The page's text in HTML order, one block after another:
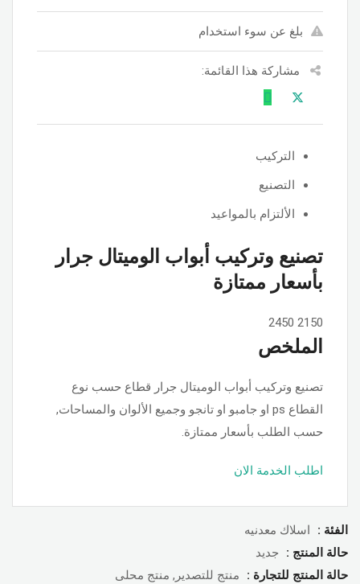
بلغ عن سوء استخدام
مشاركة هذا القائمة:
التركيب
التصنيع
الألتزام بالمواعيد
تصنيع وتركيب أبواب الوميتال جرار
بأسعار ممتازة
2150
2450
الملخص
تصنيع وتركيب أبواب الوميتال جرار قطاع حسب نوع
القطاع ps او جامبو او تانجو وجميع الألوان والمساحات,
حسب الطلب بأسعار ممتازة.
اطلب الخدمة الان
الفئة :
اسلاك معدنيه
حالة المنتج :
جديد
حالة المنتج للتجارة :
منتج للتصدير, منتج محلى